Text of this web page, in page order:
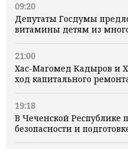
09:20
Депутаты Госдумы
витамины детям из
21:00
Хас-Магомед Кадыров и
ход капитального
19:18
В Чеченской Республике
безопасности и